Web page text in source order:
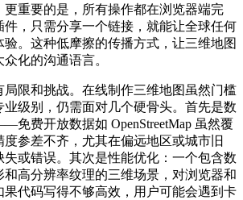
更重要的是，所有操作都在浏览器端完
件，只需分享一个链接，就能让全球任何
。这种低摩擦的传播方式，让三维地图
化的沟通语言。
局限和挑战。在线制作三维地图虽然门槛
业级别，仍需面对几个硬骨头。首先是数
免费开放数据如 OpenStreetMap 虽然覆
参差不齐，尤其在偏远地区或城市旧
失或错误。其次是性能优化：一个包含数
高分辨率纹理的三维场景，对浏览器和
果代码写得不够高效，用户可能会遇到卡